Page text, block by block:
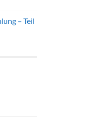
– Teil